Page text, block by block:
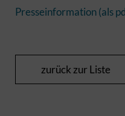
Presseinformation (als
zurück zur Liste